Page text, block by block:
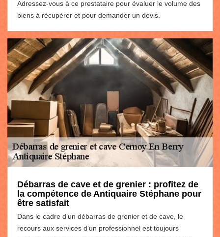
Adressez-vous à ce prestataire pour évaluer le volume des
biens à récupérer et pour demander un devis.
Débarras de cave et de grenier : profitez de
la compétence de Antiquaire Stéphane pour
être satisfait
Dans le cadre d’un débarras de grenier et de cave, le
recours aux services d’un professionnel est toujours